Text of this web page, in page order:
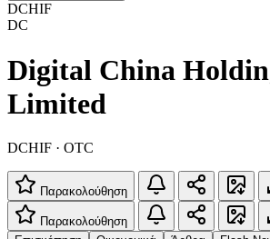
DCHIF
DC
Digital China
Limited
DCHIF · OTC
Παρακολούθηση
Παρακολούθηση